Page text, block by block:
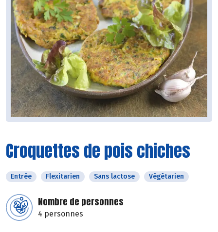
Croquettes de pois chiches
Entrée Flexitarien Sans lactose Végétarien
Nombre de personnes
4 personnes